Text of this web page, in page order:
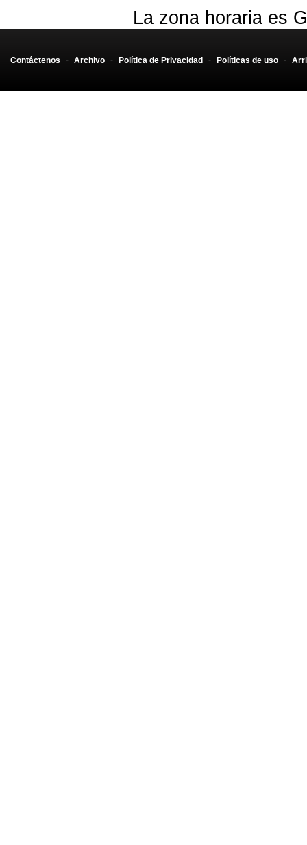
La zona horaria es
Contáctenos - Archivo - Política de Privacidad - Políticas de uso -